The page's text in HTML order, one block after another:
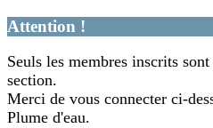
Attention !
Seuls les membres inscrits
section.
Merci de vous connecter ci-
Plume d'eau.